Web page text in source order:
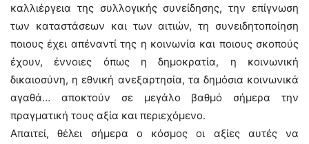
καλλιέργεια της συλλογικής συνείδησης, την επίγνωση
των καταστάσεων και των αιτιών, τη συνειδητοποίηση
ποιους έχει απέναντί της η κοινωνία και ποιους σκοπούς
έχουν, έννοιες όπως η δημοκρατία, η κοινωνική
δικαιοσύνη, η εθνική ανεξαρτησία, τα δημόσια κοινωνικά
αγαθά… αποκτούν σε μεγάλο βαθμό σήμερα την
πραγματική τους αξία και περιεχόμενο.
Απαιτεί, θέλει σήμερα ο κόσμος οι αξίες αυτές να